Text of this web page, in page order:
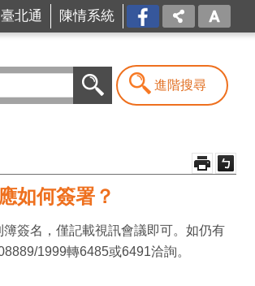
臺北通 陳情系統 FB
進階搜尋
如何簽署？
簽名，僅記載視訊會議即可。如仍有
1999轉6485或6491洽詢。